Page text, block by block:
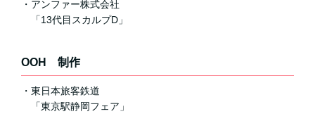
・アンファー株式会社
「13代目スカルプD」
OOH 制作
・東日本旅客鉄道
「東京駅静岡フェア」